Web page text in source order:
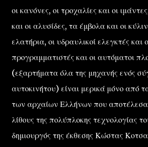
οι κανόνες, οι τροχαλίες και οι
και οι αλυσίδες, τα έμβολα και οι
ελατήρια, οι υδραυλικοί ελεγκτές και
προγραμματιστές και οι αυτόματοι
(εξαρτήματα όλα της μηχανής ενός
αυτοκινήτου) είναι μερικά μόνο από
των αρχαίων Ελλήνων που
λίθους της πολύπλοκης τεχνολογίας
δημιουργός της έκθεσης Κώστας